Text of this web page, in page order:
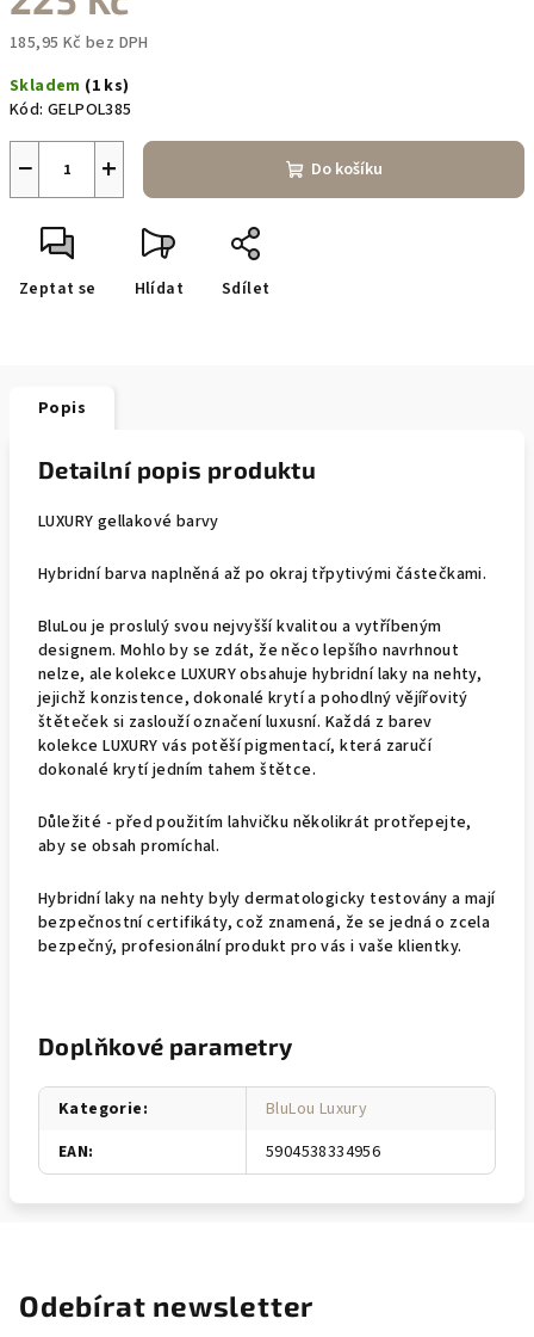
185,95 Kč bez DPH
cena:
Skladem (1 ks)
Kód: GELPOL385
+
− Do košíku
Zeptat se Hlídat Sdílet
Popis
Detailní popis produktu
LUXURY gellakové barvy
Hybridní barva naplněná až po okraj třpytivými částečkami.
BluLou je proslulý svou nejvyšší kvalitou a vytříbeným
designem. Mohlo by se zdát, že něco lepšího navrhnout
nelze, ale kolekce LUXURY obsahuje hybridní laky na nehty,
jejichž konzistence, dokonalé krytí a pohodlný vějířovitý
štěteček si zaslouží označení luxusní. Každá z barev
kolekce LUXURY vás potěší pigmentací, která zaručí
dokonalé krytí jedním tahem štětce.
Důležité - před použitím lahvičku několikrát protřepejte,
aby se obsah promíchal.
Hybridní laky na nehty byly dermatologicky testovány a mají
bezpečnostní certifikáty, což znamená, že se jedná o zcela
bezpečný, profesionální produkt pro vás i vaše klientky.
Doplňkové parametry
Kategorie:
BluLou Luxury
EAN: 5904538334956
Odebírat newsletter